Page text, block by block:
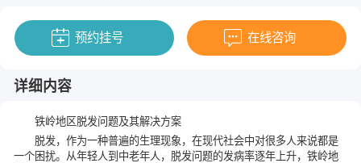
预约挂号 在线咨询
详细内容
铁岭地区脱发问题及其解决方案
脱发，作为一种普遍的生理现象，在现代社会中对很多人来说都是
一个困扰。从年轻人到中老年人，脱发问题的发病率逐年上升，铁岭地